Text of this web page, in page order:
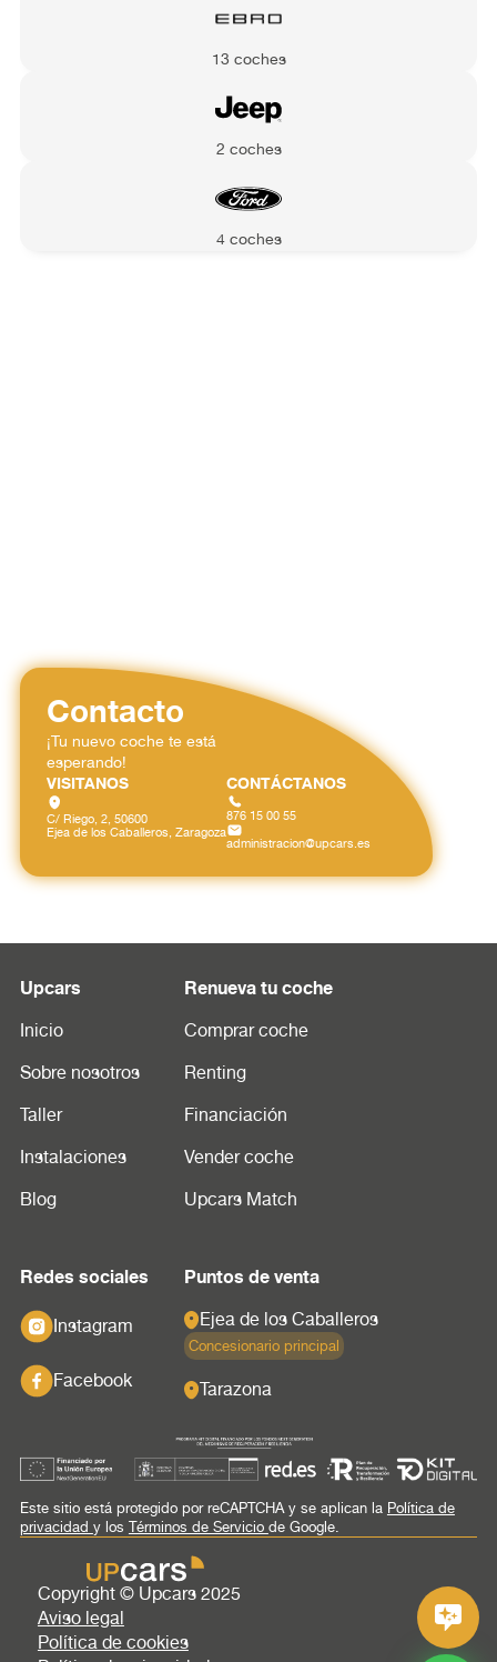
13 coches
2 coches
4 coches
Contacto
¡Tu nuevo coche te está
esperando!
VISITANOS
C/ Riego, 2, 50600
Ejea de los Caballeros, Zaragoza
CONTÁCTANOS
876 15 00 55
administracion@upcars.es
Upcars
Inicio
Sobre nosotros
Taller
Instalaciones
Blog
Renueva tu coche
Comprar coche
Renting
Financiación
Vender coche
Upcars Match
Redes sociales
Instagram
Facebook
Puntos de venta
Ejea de los Caballeros
Concesionario principal
Tarazona
Este sitio está protegido por reCAPTCHA y se aplican la Política de
privacidad y los Términos de Servicio de Google.
Copyright © Upcars 2025
Aviso legal
Política de cookies